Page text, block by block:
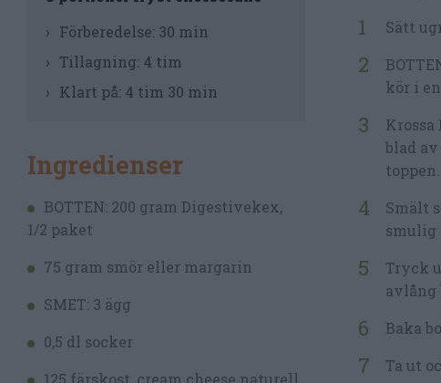
Förberedelse: 30 min
Tillagning: 4 tim
Klart på: 4 tim 30 min
Ingredienser
BOTTEN: 200 gram Digestivekex,
1/2 paket
75 gram smör eller margarin
SMET: 3 ägg
0,5 dl socker
125 färskost, cream cheese naturell
Sätt
kör i
blad
Smält
smulig
Tryck
avlång
Baka
Ta ut